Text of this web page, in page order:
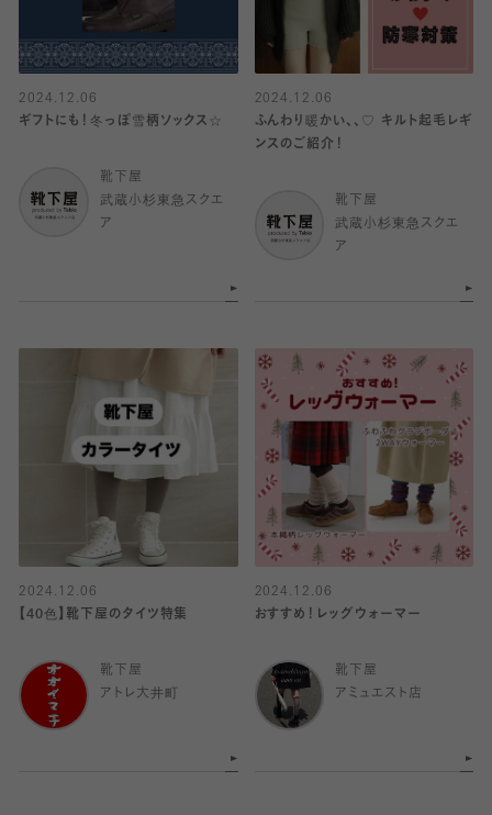
2024.12.06
ギフトにも！冬っぽ雪柄ソックス☆
靴下屋
武蔵小杉東急スクエ
ア
2024.12.06
ふんわり暖かい、、♡ キルト起毛レギ
ンスのご紹介！
靴下屋
武蔵小杉東急スクエ
ア
2024.12.06
【40色】靴下屋のタイツ特集
靴下屋
アトレ大井町
2024.12.06
おすすめ！レッグウォーマー
靴下屋
アミュエスト店